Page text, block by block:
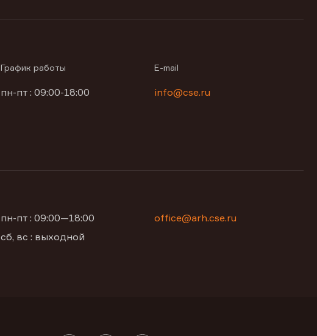
График работы
пн-пт : 09:00-18:00
E-mail
info@cse.ru
пн-пт : 09:00—18:00
сб, вс : выходной
office@arh.cse.ru